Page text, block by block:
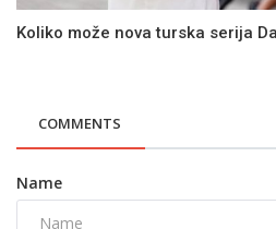
Koliko može nova turska serija
COMMENTS
Name